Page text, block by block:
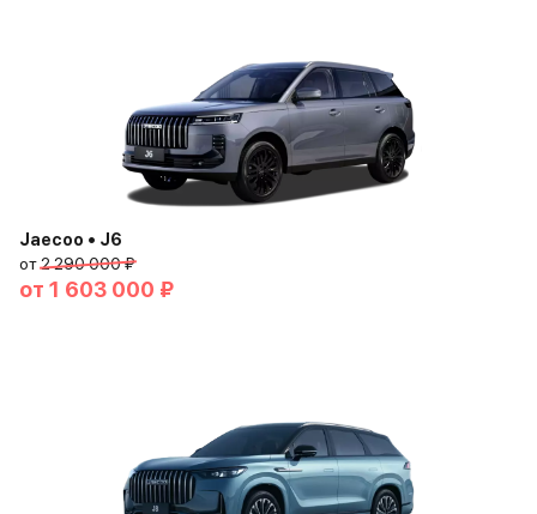
Jaecoo • J6
от2 290 000 ₽
от 1 603 000 ₽